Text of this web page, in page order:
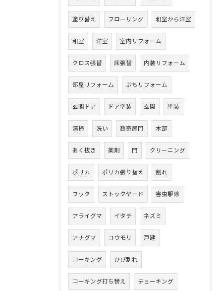
塗り替え フローリング 和室から洋室
和室 洋室 室内リフォーム
クロス張替 床張替 内装リフォーム
部屋リフォーム ぷちリフォーム
玄関ドア ドア塗装 玄関 塗装
清掃 洗い 数奇屋門 木部
あく抜き 薬剤 門 クリーニング
ポリカ ポリカ張り替え 割れ
フック ストックヤード 害虫駆除
アライグマ イタチ ネズミ
アナグマ コウモリ 戸建
コーキング ひび割れ
コーキング打ち替え チョーキング